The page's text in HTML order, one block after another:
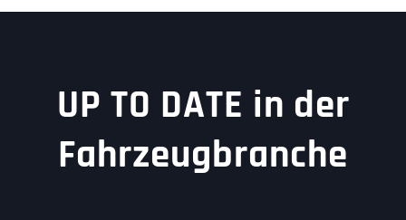
UP TO DATE in der
Fahrzeugbranche